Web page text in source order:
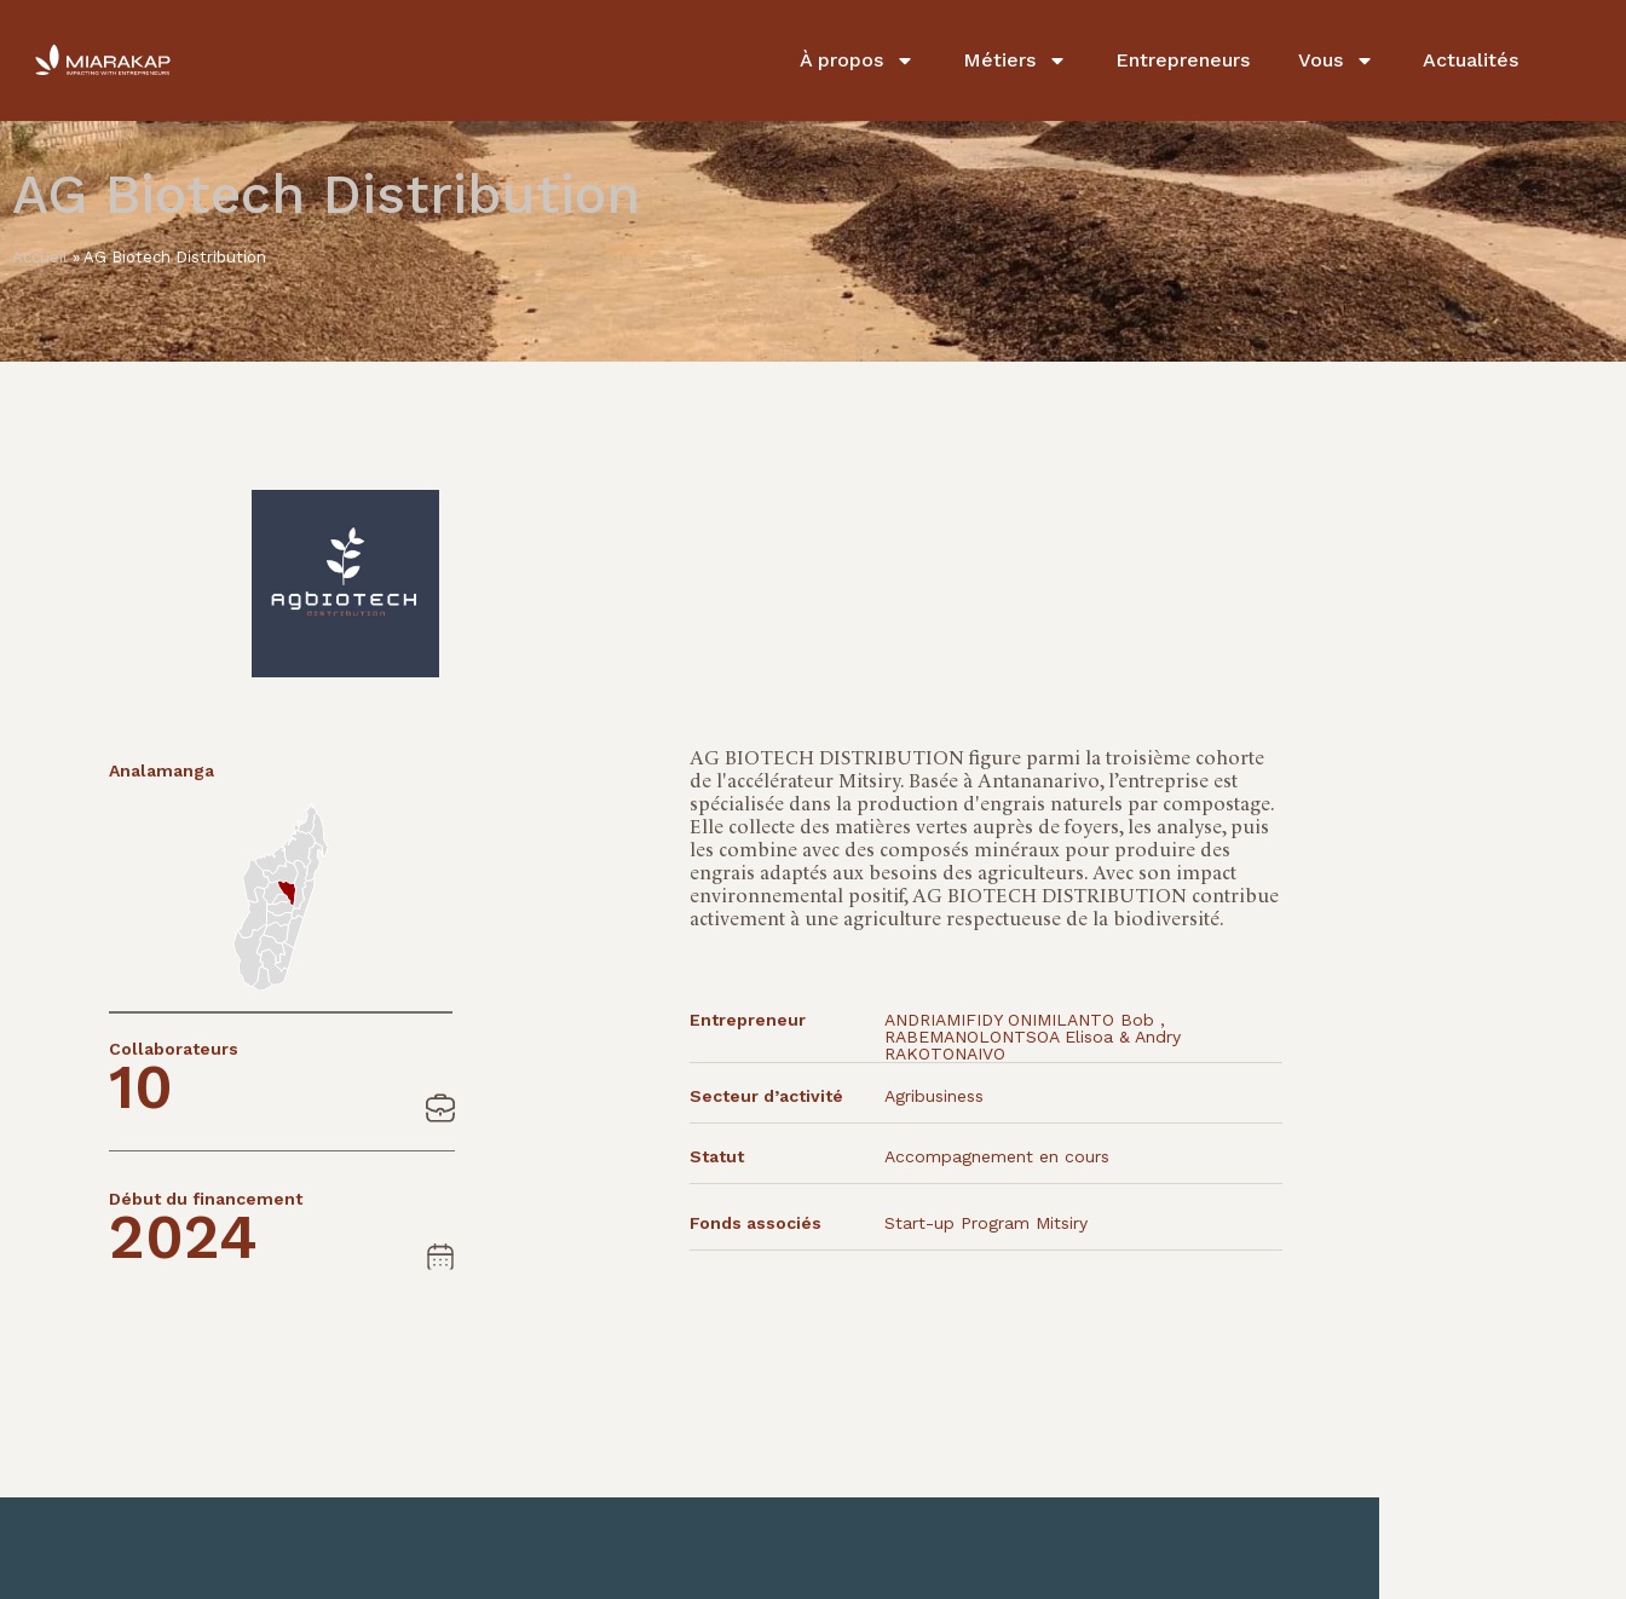
À propos Métiers Entrepreneurs Vous Actualités
AG Biotech Distribution
Accueil»AG Biotech Distribution
Analamanga
Collaborateurs
10
Début du financement
2024
AG BIOTECH DISTRIBUTION figure parmi la troisième cohorte
de l'accélérateur Mitsiry. Basée à Antananarivo, l’entreprise est
spécialisée dans la production d'engrais naturels par compostage.
Elle collecte des matières vertes auprès de foyers, les analyse, puis
les combine avec des composés minéraux pour produire des
engrais adaptés aux besoins des agriculteurs. Avec son impact
environnemental positif, AG BIOTECH DISTRIBUTION contribue
activement à une agriculture respectueuse de la biodiversité.
Entrepreneur
ANDRIAMIFIDY ONIMILANTO Bob ,
RABEMANOLONTSOA Elisoa & Andry
RAKOTONAIVO
Secteur d’activité Agribusiness
Statut Accompagnement en cours
Fonds associés Start-up Program Mitsiry